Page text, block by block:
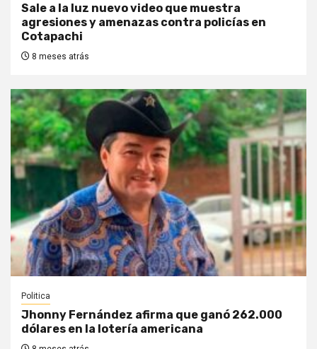
Sale a la luz nuevo video que muestra
agresiones y amenazas contra policías en
Cotapachi
8 meses atrás
Politica
Jhonny Fernández afirma que ganó 262.000
dólares en la lotería americana